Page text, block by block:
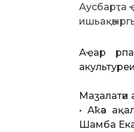
Аусбарҭа
Аҿар
• Аҟәа
Шамба